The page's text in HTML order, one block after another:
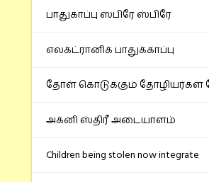
பாதுகாப்பு ஸ்பிரே ஸ்பிரே
எலக்ட்ரானிக் பாதுக்காப்பு
தோள் கொடுக்கும்
அக்னி ஸ்திரீ அடையாளம்
Children being stolen now integrate